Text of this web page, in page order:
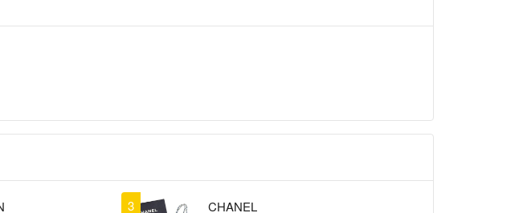
出品者 まるこ- 3年以上前
専用ありがとうございます。
これから購入させて頂きたいのですが一点宜しいでしょう
3 CHANEL